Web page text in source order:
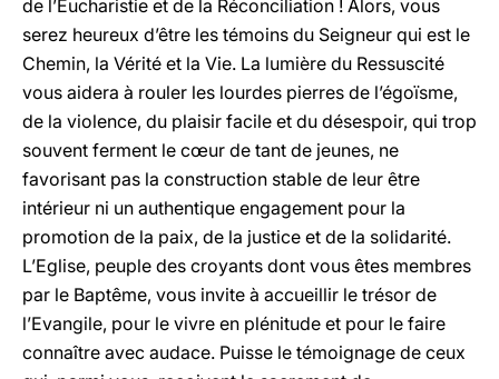
de l’Eucharistie et de la Réconciliation ! Alors, vous
serez heureux d’être les témoins du Seigneur qui est le
Chemin, la Vérité et la Vie. La lumière du Ressuscité
vous aidera à rouler les lourdes pierres de l’égoïsme,
de la violence, du plaisir facile et du désespoir, qui trop
souvent ferment le cœur de tant de jeunes, ne
favorisant pas la construction stable de leur être
intérieur ni un authentique engagement pour la
promotion de la paix, de la justice et de la solidarité.
L’Eglise, peuple des croyants dont vous êtes membres
par le Baptême, vous invite à accueillir le trésor de
l’Evangile, pour le vivre en plénitude et pour le faire
connaître avec audace. Puisse le témoignage de ceux